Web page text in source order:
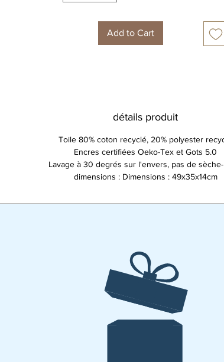
Add to Cart
détails produit
Toile 80% coton recyclé, 20% polyester
Encres certifiées Oeko-Tex et Gots 5.0
Lavage à 30 degrés sur l'envers, pas de
dimensions : Dimensions : 49x35x14cm